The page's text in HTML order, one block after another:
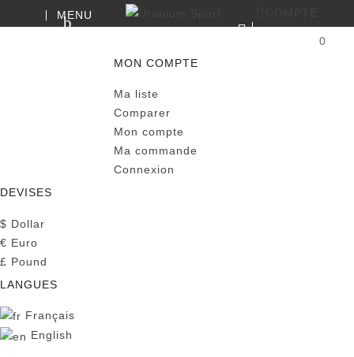
MENU
0
MON COMPTE
Ma liste
Comparer
Mon compte
Ma commande
Connexion
DEVISES
$ Dollar
€ Euro
£ Pound
LANGUES
Français
English